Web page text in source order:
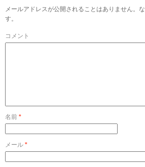
メールアドレスが公開されることはありません。
す。
コメント
名前 *
メール *